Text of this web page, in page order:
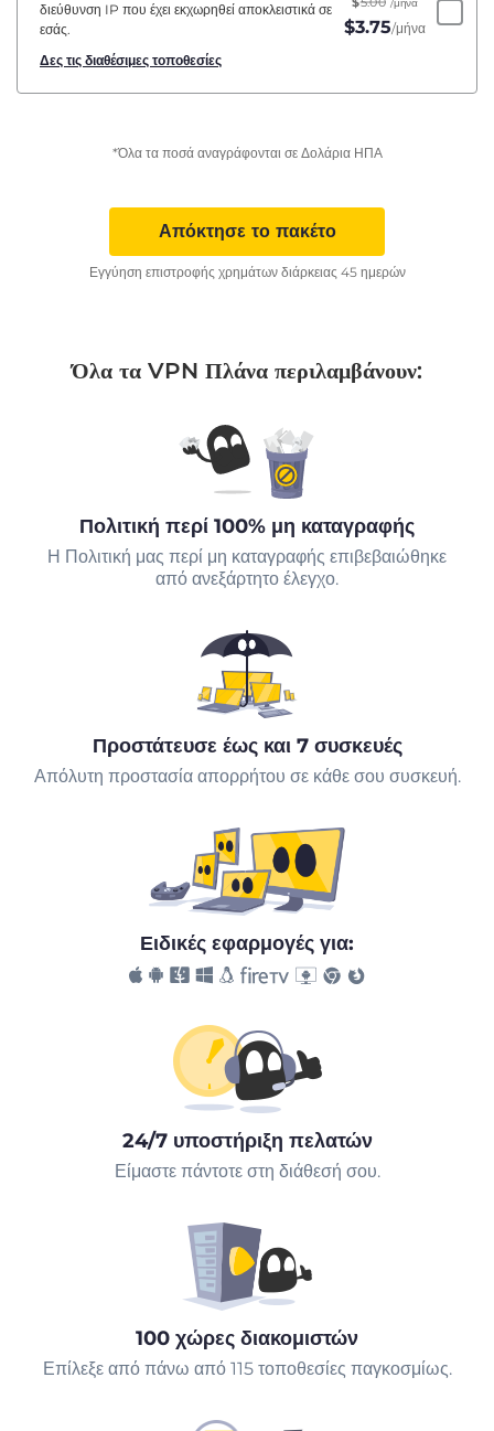
διεύθυνση IP που έχει εκχωρηθεί αποκλειστικά σε
εσάς.
Δες τις διαθέσιμες τοποθεσίες
$3.75/μήνα
*Όλα τα ποσά αναγράφονται σε Δολάρια ΗΠΑ
Απόκτησε το πακέτο
Εγγύηση επιστροφής χρημάτων διάρκειας 45 ημερών
Όλα τα VPN Πλάνα περιλαμβάνουν:
Πολιτική περί 100% μη καταγραφής
Η Πολιτική μας περί μη καταγραφής επιβεβαιώθηκε
από ανεξάρτητο έλεγχο.
Προστάτευσε έως και 7 συσκευές
Απόλυτη προστασία απορρήτου σε κάθε σου συσκευή.
Ειδικές εφαρμογές για:
24/7 υποστήριξη πελατών
Είμαστε πάντοτε στη διάθεσή σου.
100 χώρες διακομιστών
Επίλεξε από πάνω από 115 τοποθεσίες παγκοσμίως.